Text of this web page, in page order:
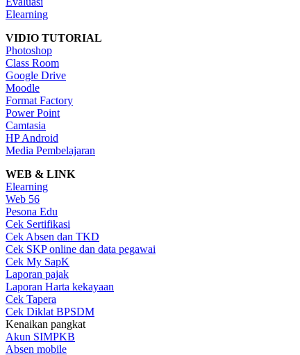
Elearning
VIDIO TUTORIAL
Photoshop
Class Room
Google Drive
Moodle
Format Factory
Power Point
Camtasia
HP Android
Media Pembelajaran
WEB & LINK
Elearning
Web 56
Pesona Edu
Cek Sertifikasi
Cek Absen dan TKD
Cek SKP online dan data pegawai
Cek My SapK
Laporan pajak
Laporan Harta kekayaan
Cek Tapera
Cek Diklat BPSDM
Kenaikan pangkat
Akun SIMPKB
Absen mobile